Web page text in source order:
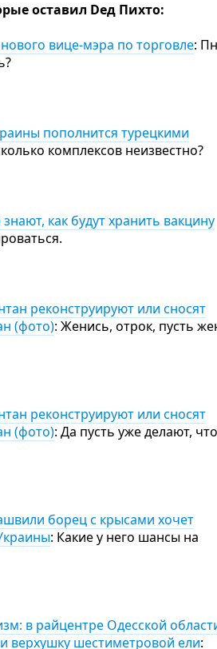
оставил Dед Пихто:
вице-мэра по торговле:
пополнится турецкими
комплексов неизвестно?
как будут хранить вакцину
реконструируют или сносят
(фото): Женись, отрок, пусть
реконструируют или сносят
(фото): Да пусть уже делают, что
борец с крысами хочет
: Какие у него шансы на
в райцентре Одесской
верхушку шестиметровой ели: